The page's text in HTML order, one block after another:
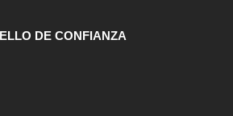
DE CONFIANZA